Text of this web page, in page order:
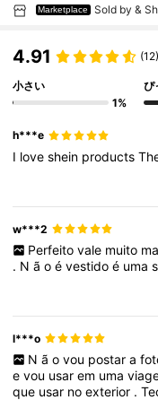
Marketplace Sold by &
4.91 (12)
小さい
1%
ぴ
h***e
I loveshein products
w***2
Perfeito vale muito
. Nãoévestidoé uma
l***o
N ã o vou postar a
evou usarem uma
que usar noexterior .